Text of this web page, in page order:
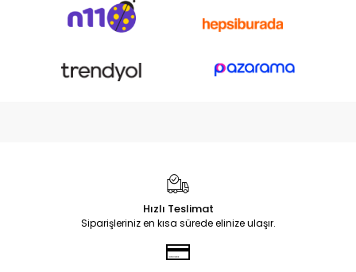
Hızlı Teslimat
Siparişleriniz en kısa sürede elinize ulaşır.